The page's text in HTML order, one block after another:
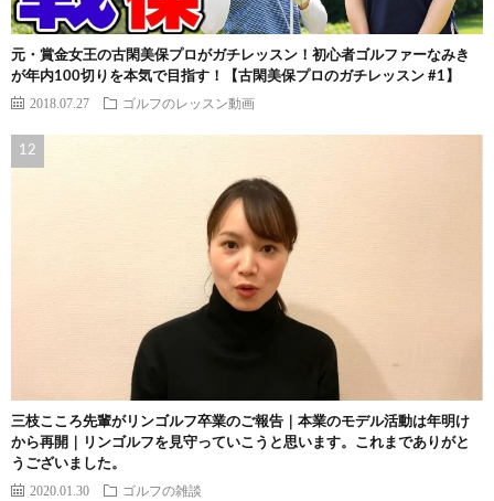
元・賞金女王の古閑美保プロがガチレッスン！初心者ゴルファーなみき
が年内100切りを本気で目指す！【古閑美保プロのガチレッスン #1】
2018.07.27 ゴルフのレッスン動画
三枝こころ先輩がリンゴルフ卒業のご報告｜本業のモデル活動は年明け
から再開｜リンゴルフを見守っていこうと思います。これまでありがと
うございました。
2020.01.30 ゴルフの雑談